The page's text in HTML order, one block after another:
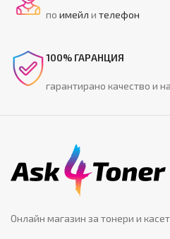
поимейл ителефон
100% ГАРАНЦИЯ
гарантирано качество и
Онлайн магазин за тонери и